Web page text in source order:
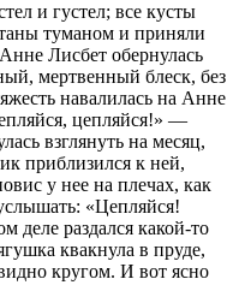
и густел; все кусты
туманом и приняли
Лисбет обернулась
мертвенный блеск, без
навалилась на Анне
цепляйся!» —
взглянуть на месяц,
приблизился к ней,
у нее на плечах, как
«Цепляйся!
деле раздался какой-то
квакнула в пруде,
кругом. И вот ясно